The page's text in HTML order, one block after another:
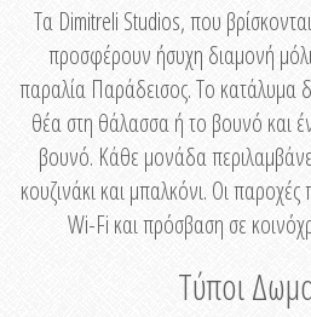
Τα Dimitreli Studios, που
προσφέρουν ήσυχη διαμονή
παραλία Παράδεισος. Το κατάλυμα
θέα στη θάλασσα ή το βουνό και
βουνό. Κάθε μονάδα
κουζινάκι και μπαλκόνι. Οι
Wi-Fi και πρόσβαση σε
Τύποι